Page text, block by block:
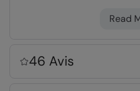
Plusieurs poches
-
Read
46 Avis